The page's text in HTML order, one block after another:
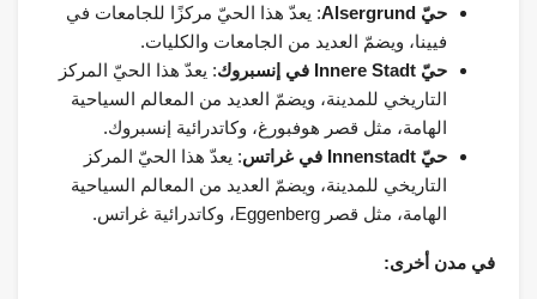
حيّ Alsergrund
: يعدّ هذا الحيّ مركزًا للجامعات في
فيينا، ويضمّ العديد من الجامعات والكليات.
حيّ Innere Stadt في إنسبروك
: يعدّ هذا الحيّ المركز
التاريخي للمدينة، ويضمّ العديد من المعالم السياحية
الهامة، مثل قصر هوفبورغ، وكاتدرائية إنسبروك.
حيّ Innenstadt في غراتس
: يعدّ هذا الحيّ المركز
التاريخي للمدينة، ويضمّ العديد من المعالم السياحية
الهامة، مثل قصر Eggenberg، وكاتدرائية غراتس.
في مدن أخرى: